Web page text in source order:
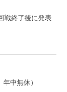
戦終了後に発表
中無休）